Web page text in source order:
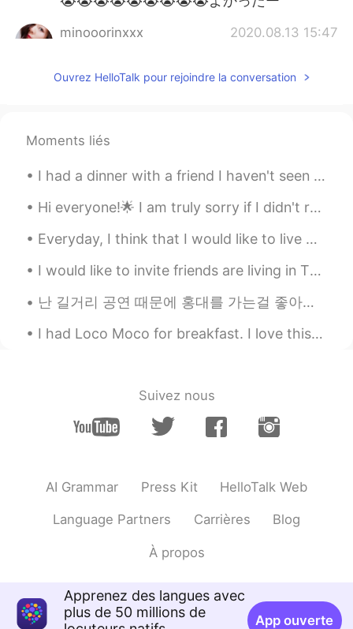
minooorinxxx 2020.08.13 15:47
素敵🥰😂
が わかりません。
会社を辞めた後、彼に関する情報
はわかりません。
Ouvrez HelloTalk pour rejoindre la conversation
Moments liés
I had a dinner with a friend I haven't seen in a while. She still eats a lot 😂 anyways we had a g...
Hi everyone!🌟 I am truly sorry if I didn't respond to your message. It is impossible to reply to ...
Everyday, I think that I would like to live with my cats all the day, feed them, play and sleep w...
I would like to invite friends are living in Thailand come to Ayutthaya for joint with Ayutthaya ...
난 길거리 공연 때문에 홍대를 가는걸 좋아해. 서울에서 버스킹은 매우 유명하거든. 근데 그거에 대한 관련 법이나 규제가 있는지 모르겠네 🤔 싱가폴에서의 버스킹은 우선 면허를...
I had Loco Moco for breakfast. I love this place. They open very early in the morning around 6:30...
Suivez nous
AI Grammar Press Kit HelloTalk Web
Language Partners Carrières Blog
À propos
Apprenez des langues avec
plus de 50 millions de
App ouverte